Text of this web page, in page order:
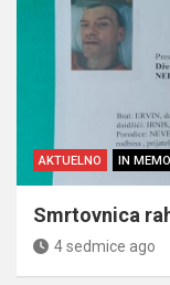
AKTUELNO IN
Smrtovnica
4 sedmice ago